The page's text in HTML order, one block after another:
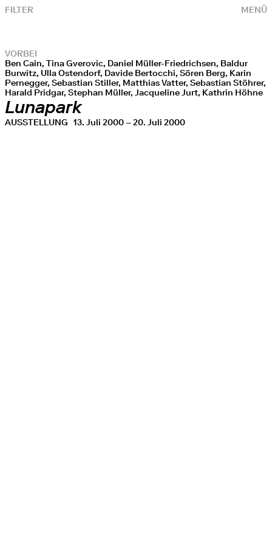
MENÜ
FILTER
VORBEI
Ben Cain, Tina Gverovic, Daniel Müller-Friedrichsen, Baldur
Burwitz, Ulla Ostendorf, Davide Bertocchi, Sören Berg, Karin
Pernegger, Sebastian Stiller, Matthias Vatter, Sebastian Stöhrer,
Harald Pridgar, Stephan Müller, Jacqueline Jurt, Kathrin Höhne
Lunapark
AUSSTELLUNG 13. Juli 2000 – 20. Juli 2000